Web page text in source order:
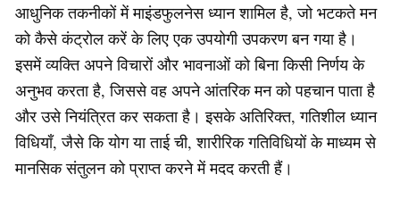
आधुनिक तकनीकों में माइंडफुलनेस ध्यान शामिल है, जो भटकते मन
को कैसे कंट्रोल करें के लिए एक उपयोगी उपकरण बन गया है।
इसमें व्यक्ति अपने विचारों और भावनाओं को बिना किसी निर्णय के
अनुभव करता है, जिससे वह अपने आंतरिक मन को पहचान पाता है
और उसे नियंत्रित कर सकता है। इसके अतिरिक्त, गतिशील ध्यान
विधियाँ, जैसे कि योग या ताई ची, शारीरिक गतिविधियों के माध्यम से
मानसिक संतुलन को प्राप्त करने में मदद करती हैं।